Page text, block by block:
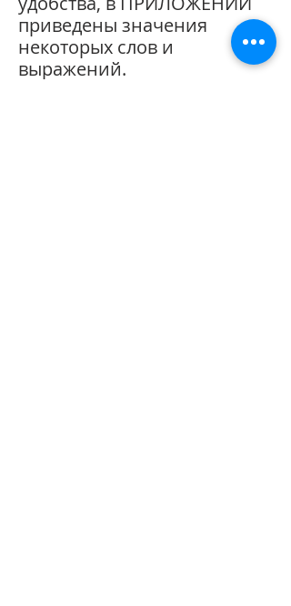
приведены значения
некоторых слов и
выражений.